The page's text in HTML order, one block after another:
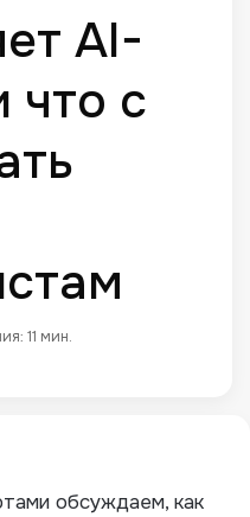
AI-
что с
11 мин.
обсуждаем, как